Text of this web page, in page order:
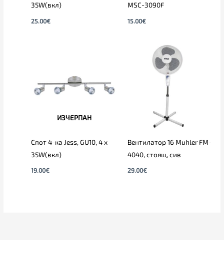
35W(вкл)
25.00€
MSC-3090F
15.00€
ИЗЧЕРПАН
Спот 4-ка Jess, GU10, 4 x
35W(вкл)
19.00€
Вентилатор 16 Muhler FM-
4040, стоящ, сив
29.00€